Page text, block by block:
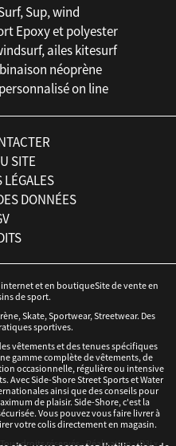
Sup, wind
Epoxy et polyester
ailes kitesurf
néoprène
on line
SITE
DONNÉES
et en boutiqueSite de vente en
de sport.
Skate, Sportwear, Streetwear. Des
sportives.
vêtements et des tenues spécifiques
gamme complète de vêtements, de
occasionnelle, régulière ou intensive
Avec Side-Shore Street Sports et Water
ainsi que des conseils pour
de plaisir. Side-Shore, c'est la
Vous pouvez vous faire livrer à
votre colis directement en magasin.
droits réservés - Réalisation :iD3ix